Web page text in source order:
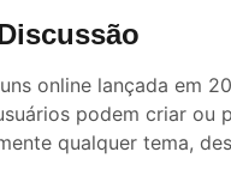
online lançada em
podem criar ou
qualquer tema,